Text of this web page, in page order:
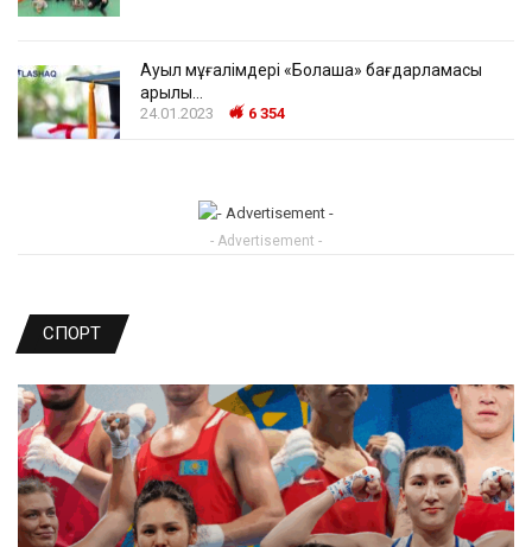
Ауыл мұғалімдері «Болашақ» бағдарламасы
арқылы…
24.01.2023 6 354
- Advertisement -
СПОРТ